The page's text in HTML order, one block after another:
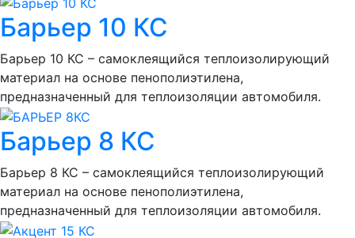
Барьер 10 КС
Барьер 10 КС – самоклеящийся теплоизолирующий
материал на основе пенополиэтилена,
предназначенный для теплоизоляции автомобиля.
Барьер 8 КС
Барьер 8 КС – самоклеящийся теплоизолирующий
материал на основе пенополиэтилена,
предназначенный для теплоизоляции автомобиля.